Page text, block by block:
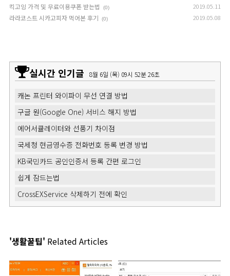
킥고잉 가격 및 무료이용쿠폰 받는법 (0) 2019.05.11
라라코스트 시카고피자 먹어본 후기 (0) 2019.05.08
실시간 인기글 8월 6일 (목) 09시 52분 28초
캐논 프린터 와이파이 무선 연결 방법
구글 원(Google One) 서비스 해지 방법
에어서큘레이터와 선풍기 차이점
국세청 현금영수증 전화번호 등록 변경 방법
KB국민카드 공인인증서 등록 간편 로그인
쉽게 잠드는법
CrossEXService 삭제하기 전에 확인
'생활꿀팁' Related Articles